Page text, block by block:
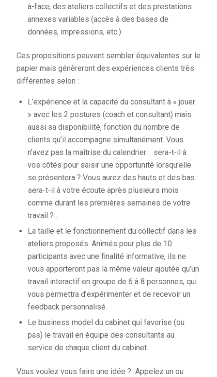
à-face, des ateliers collectifs et des prestations
annexes variables (accès à des bases de
données, impressions, etc.)
Ces propositions peuvent sembler équivalentes sur le
papier mais génèreront des expériences clients très
différentes selon :
L’expérience et la capacité du consultant à « jouer
» avec les 2 postures (coach et consultant) mais
aussi sa disponibilité, fonction du nombre de
clients qu’il accompagne simultanément. Vous
n’avez pas la maîtrise du calendrier : sera-t-il à
vos côtés pour saisir une opportunité lorsqu’elle
se présentera ? Vous aurez des hauts et des bas :
sera-t-il à votre écoute après plusieurs mois
comme durant les premières semaines de votre
travail ?…
La taille et le fonctionnement du collectif dans les
ateliers proposés. Animés pour plus de 10
participants avec une finalité informative, ils ne
vous apporteront pas la même valeur ajoutée qu’un
travail interactif en groupe de 6 à 8 personnes, qui
vous permettra d’expérimenter et de recevoir un
feedback personnalisé.
Le business model du cabinet qui favorise (ou
pas) le travail en équipe des consultants au
service de chaque client du cabinet.
Vous voulez vous faire une idée ? Appelez un ou